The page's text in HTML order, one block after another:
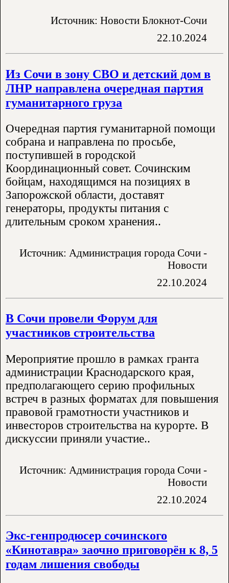
Источник: Новости Блокнот-Сочи
22.10.2024
Из Сочи в зону СВО и детский дом в
ЛНР направлена очередная партия
гуманитарного груза
Очередная партия гуманитарной помощи
собрана и направлена по просьбе,
поступившей в городской
Координационный совет. Сочинским
бойцам, находящимся на позициях в
Запорожской области, доставят
генераторы, продукты питания с
длительным сроком хранения..
Источник: Администрация города Сочи -
Новости
22.10.2024
В Сочи провели Форум для
участников строительства
Мероприятие прошло в рамках гранта
администрации Краснодарского края,
предполагающего серию профильных
встреч в разных форматах для повышения
правовой грамотности участников и
инвесторов строительства на курорте. В
дискуссии приняли участие..
Источник: Администрация города Сочи -
Новости
22.10.2024
Экс-генпродюсер сочинского
«Кинотавра» заочно приговорён к 8, 5
годам лишения свободы